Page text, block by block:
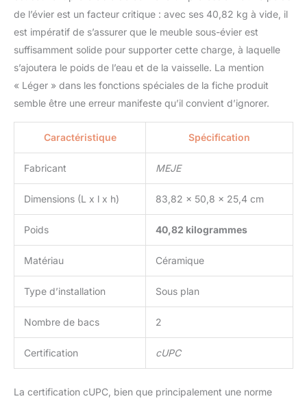
performances belles et
fiables pendant de
nombreuses années.
[BOL SIMPLE SPACIEUX]
: Un évier profond avec
des coins à rayon étroit
et un drain central crée
ininterrompu pour laver
vos plus grands
comme les marmites et
de l’évier est un facteur critique : avec ses 40,82 kg à vide, il
est impératif de s’assurer que le meuble sous-évier est
suffisamment solide pour supporter cette charge, à laquelle
s’ajoutera le poids de l’eau et de la vaisselle. La mention
« Léger » dans les fonctions spéciales de la fiche produit
semble être une erreur manifeste qu’il convient d’ignorer.
Caractéristique Spécification
Fabricant MEJE
Dimensions (L x l x h) 83,82 x 50,8 x 25,4 cm
Poids 40,82 kilogrammes
Matériau Céramique
Type d’installation Sous plan
Nombre de bacs 2
Certification cUPC
La certification cUPC, bien que principalement une norme